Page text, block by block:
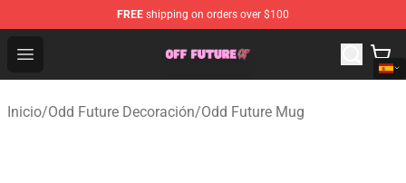
FREE shipping on orders over $100
Open menu
Odd Future Store - Official Odd Future Merchandise Shop
Inicio/Odd Future Decoración/Odd Future Mug